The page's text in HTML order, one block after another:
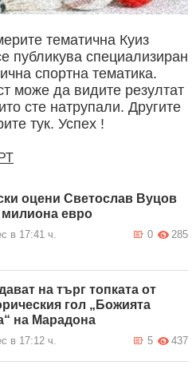
тематична Куиз
публикува специализиран
спортна тематика.
може да видите резултат
сте натрупали. Другите
тук. Успех !
оцени Светослав Вуцов
милиона евро
в 17:41 ч. 285
0
на търг топката от
гол „Божията
на Марадона
в 17:12 ч. 437
5